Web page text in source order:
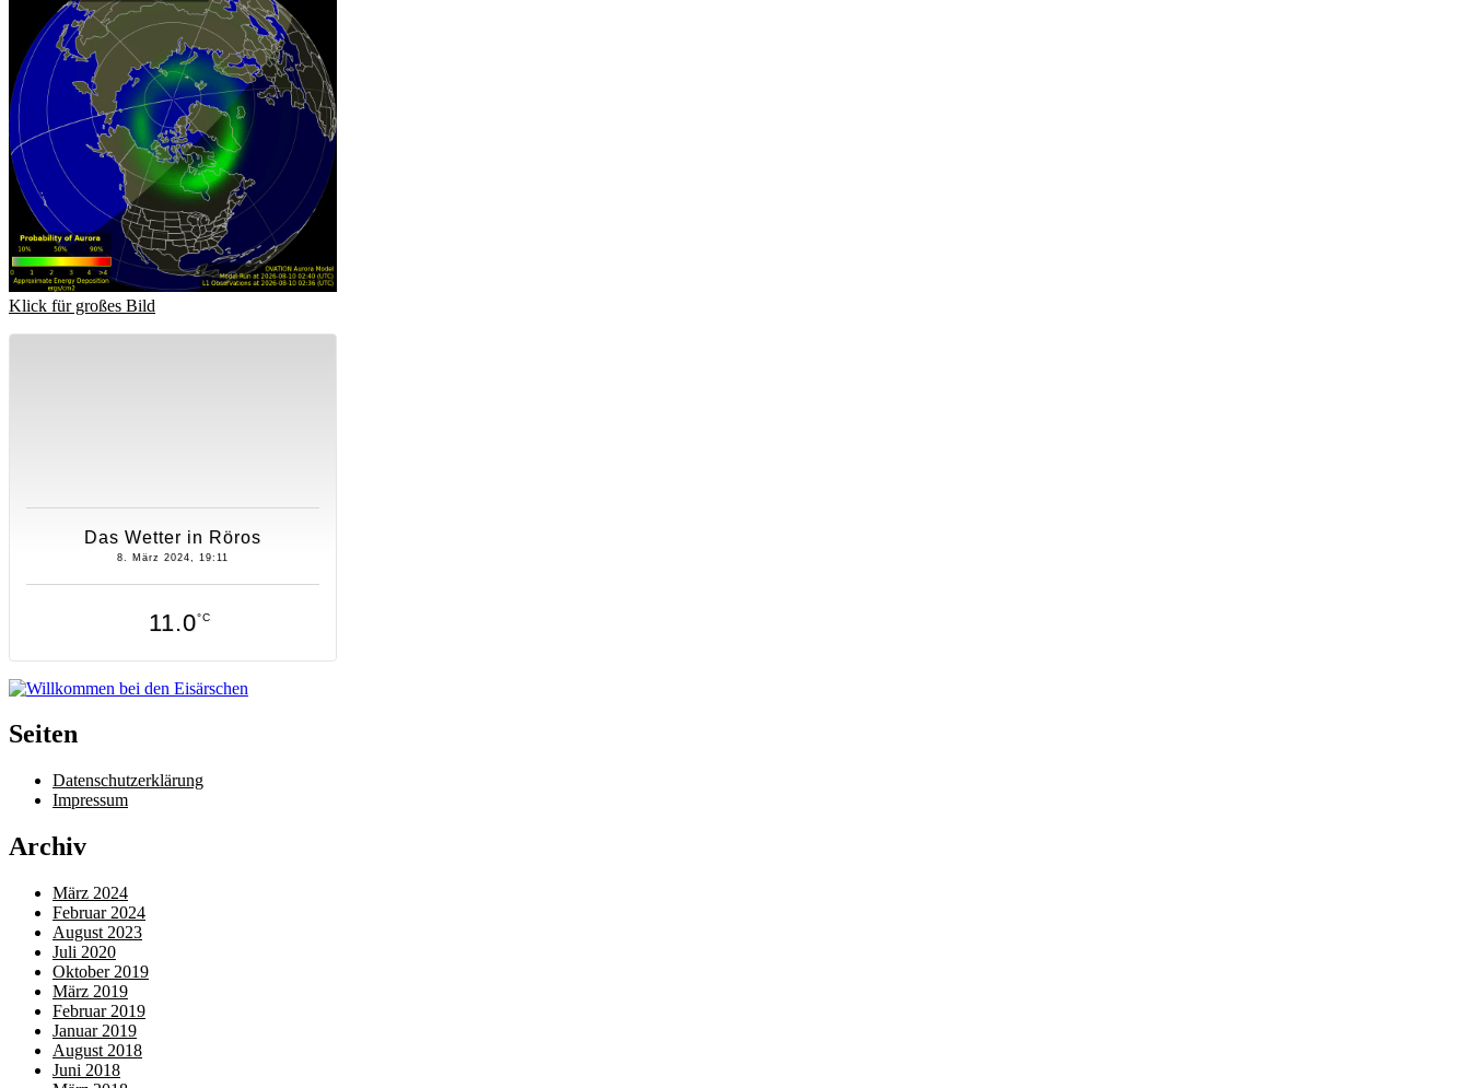
Klick für großes Bild
Das Wetter in Röros
8. März 2024, 19:11
11.0°C
Seiten
Datenschutzerklärung
Impressum
Archiv
März 2024
Februar 2024
August 2023
Juli 2020
Oktober 2019
März 2019
Februar 2019
Januar 2019
August 2018
Juni 2018